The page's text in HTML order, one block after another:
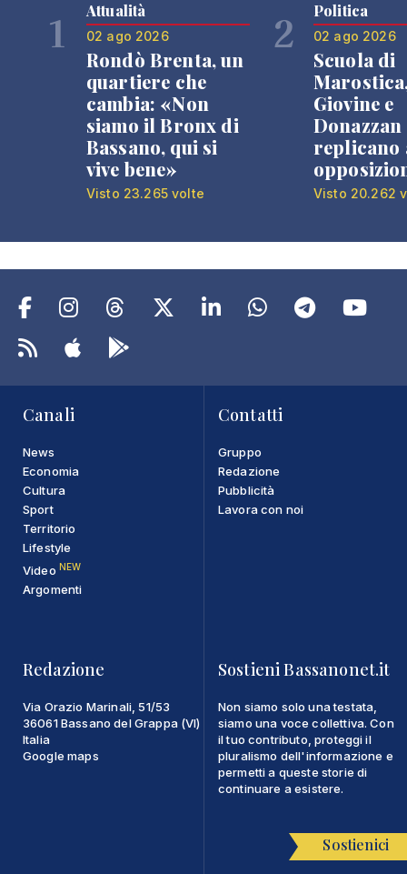
1 Attualità
02 ago 2026
Rondò Brenta, un
quartiere che
cambia: «Non
siamo il Bronx di
Bassano, qui si
vive bene»
Visto 23.265 volte
2 Politica
02 ago 2026
Scuola di
Giovine e
Donazzan
replicano
Visto 20.262
Canali
News
Economia
Cultura
Sport
Territorio
Lifestyle
Video NEW
Argomenti
Contatti
Gruppo
Redazione
Pubblicità
Lavora con noi
Redazione
Via Orazio Marinali, 51/53
36061 Bassano del Grappa (VI)
Italia
Google maps
Sostieni Bassanonet.it
Non siamo solo una testata,
siamo una voce collettiva. Con
il tuo contributo, proteggi il
pluralismo dell'informazione e
permetti a queste storie di
continuare a esistere.
Sostienici